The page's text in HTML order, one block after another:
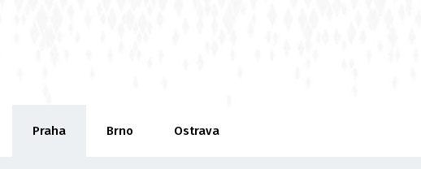
Praha Brno Ostrava